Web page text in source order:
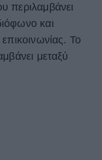
περιλαμβάνει
και
Το
μεταξύ